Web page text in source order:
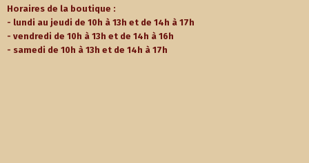
Horaires de la boutique :
- lundi au jeudi de 10h à 13h et de 14h à 17h
- vendredi de 10h à 13h et de 14h à 16h
- samedi de 10h à 13h et de 14h à 17h